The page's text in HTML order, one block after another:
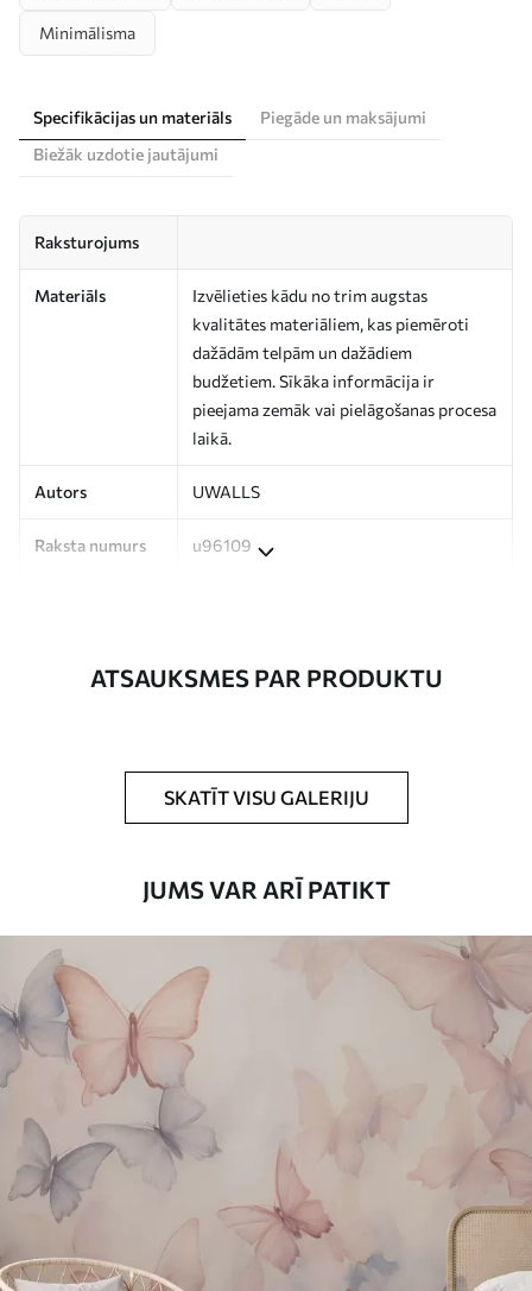
Minimālisma
Specifikācijas un materiāls
Piegāde un maksājumi
Biežāk uzdotie jautājumi
Raksturojums
Materiāls
Izvēlieties kādu no trim augstas
kvalitātes materiāliem, kas piemēroti
dažādām telpām un dažādiem
budžetiem. Sīkāka informācija ir
pieejama zemāk vai pielāgošanas procesa
laikā.
Autors UWALLS
Raksta numurs u96109
Tapetes var viegli notīrīt ar mīkstu sūkli.
Tapetes ar lakas pārklājumu var tīrīt ar
Viengabala lietojums
Pieejamie materiāli
Standarts
.00 27 /m²
Premium
56 .67
Premium vinils
ATSAUKSMES PAR PRODUKTU
SKATĪT VISU GALERIJU
JUMS VAR ARĪ PATIKT